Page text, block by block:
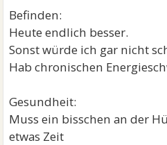
Befinden:
Heute endlich besser.
Sonst würde ich gar nicht
Hab chronischen
Gesundheit:
Muss ein bisschen an der
etwas Zeit